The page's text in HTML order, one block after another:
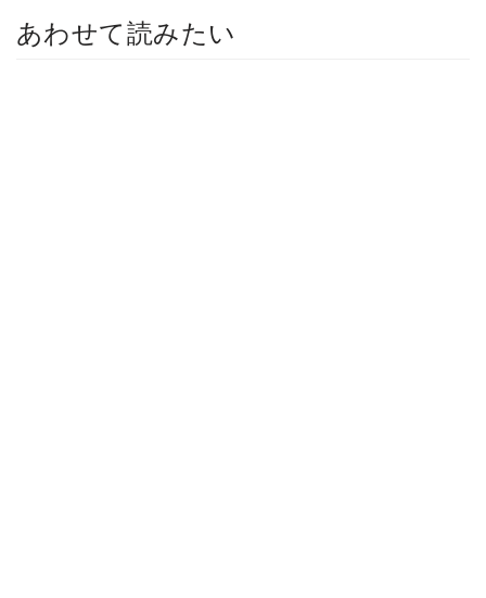
あわせて読みたい